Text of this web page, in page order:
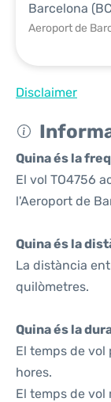
Barcelona
Aeroport de
Disclaimer
Quina és la
El vol TO4756
l'Aeroport de
Quina és la
La distància
quilòmetres.
Quina és la
El temps de vol
hores.
El temps de vol